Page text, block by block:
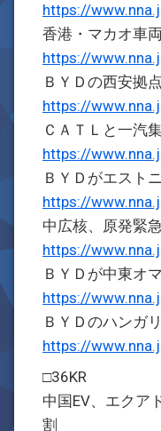
https://
香港・マカオ車
https://
ＢＹＤの西安拠
https://
ＣＡＴＬと一汽
https://
ＢＹＤがエスト
https://
中広核、原発緊
https://
ＢＹＤが中東オ
https://
ＢＹＤのハンガ
https://
□36KR
中国EV、エクア
割